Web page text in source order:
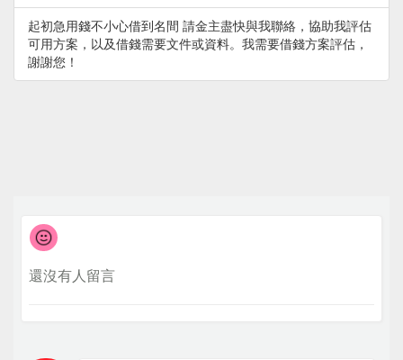
起初急用錢不小心借到名間 請金主盡快與我聯絡，協助我評估
可用方案，以及借錢需要文件或資料。我需要借錢方案評估，
謝謝您！
還沒有人留言